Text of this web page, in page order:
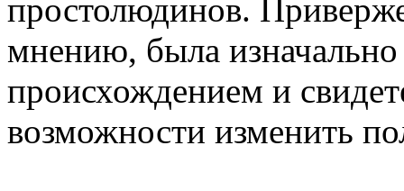
простолюдинов.
мнению, была изначально
происхождением и
возможности изменить